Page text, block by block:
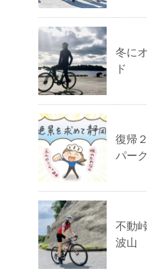
冬に
ド
復帰
パーク
不動
波山